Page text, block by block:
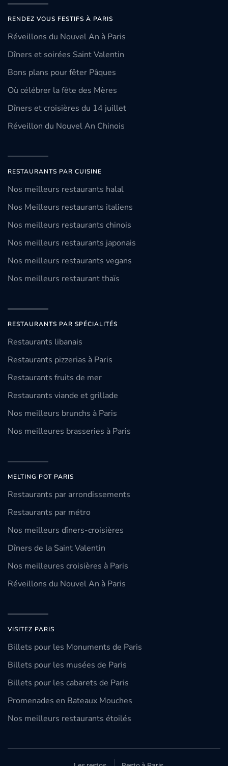
RENDEZ VOUS FESTIFS À PARIS
Réveillons du Nouvel An à Paris
Dîners et soirées Saint Valentin
Bons plans pour fêter Pâques
Où célébrer la fête des Mères
Dîners et croisières du 14 juillet
Réveillon du Nouvel An Chinois
RESTAURANTS PAR CUISINE
Nos meilleurs restaurants halal
Nos Meilleurs restaurants italiens
Nos meilleurs restaurants chinois
Nos meilleurs restaurants japonais
Nos meilleurs restaurants vegans
Nos meilleurs restaurant thaïs
RESTAURANTS PAR SPÉCIALITÉS
Restaurants libanais
Restaurants pizzerias à Paris
Restaurants fruits de mer
Restaurants viande et grillade
Nos meilleurs brunchs à Paris
Nos meilleures brasseries à Paris
MELTING POT PARIS
Restaurants par arrondissements
Restaurants par métro
Nos meilleurs dîners-croisières
Dîners de la Saint Valentin
Nos meilleures croisières à Paris
Réveillons du Nouvel An à Paris
VISITEZ PARIS
Billets pour les Monuments de Paris
Billets pour les musées de Paris
Billets pour les cabarets de Paris
Promenades en Bateaux Mouches
Nos meilleurs restaurants étoilés